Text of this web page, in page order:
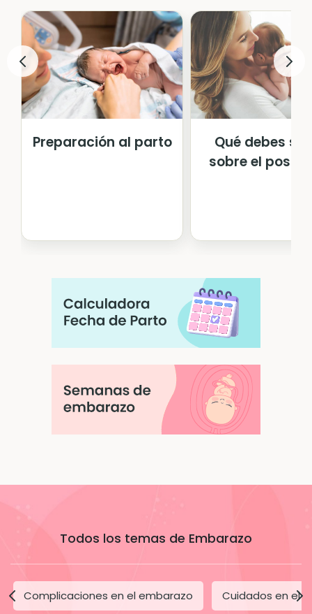
Preparación al parto
Qué debes
sobre el
Todos los temas de Embarazo
Complicaciones en el embarazo Cuidados en el